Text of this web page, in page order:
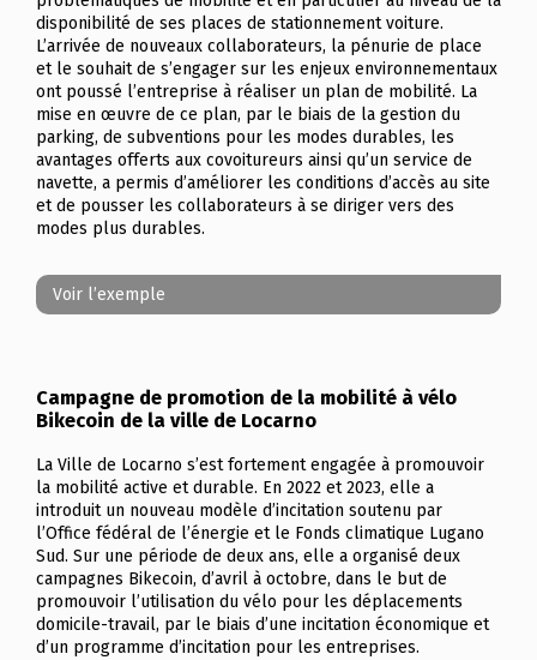
disponibilité de ses places de stationnement voiture.
L’arrivée de nouveaux collaborateurs, la pénurie de place
et le souhait de s’engager sur les enjeux environnementaux
ont poussé l’entreprise à réaliser un plan de mobilité. La
mise en œuvre de ce plan, par le biais de la gestion du
parking, de subventions pour les modes durables, les
avantages offerts aux covoitureurs ainsi qu’un service de
navette, a permis d’améliorer les conditions d’accès au site
et de pousser les collaborateurs à se diriger vers des
modes plus durables.
Voir l’exemple
Campagne de promotion de la mobilité à vélo
Bikecoin de la ville de Locarno
La Ville de Locarno s’est fortement engagée à promouvoir
la mobilité active et durable. En 2022 et 2023, elle a
introduit un nouveau modèle d’incitation soutenu par
l’Office fédéral de l’énergie et le Fonds climatique Lugano
Sud. Sur une période de deux ans, elle a organisé deux
campagnes Bikecoin, d’avril à octobre, dans le but de
promouvoir l’utilisation du vélo pour les déplacements
domicile-travail, par le biais d’une incitation économique et
d’un programme d’incitation pour les entreprises.